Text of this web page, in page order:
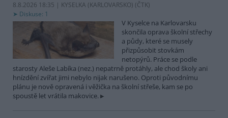
8.8.2026 18:35 | KYSELKA (KARLOVARSKO) (ČTK)
Diskuse: 1
V Kyselce na Karlovarsku
skončila oprava školní střechy
a půdy, které se musely
přizpůsobit stovkám
netopýrů. Práce se podle
starosty Aleše Labíka (nez.) nepatrně protáhly, ale chod školy ani
hnízdění zvířat jimi nebylo nijak narušeno. Oproti původnímu
plánu je nově opravená i věžička na školní střeše, kam se po
spoustě let vrátila makovice.